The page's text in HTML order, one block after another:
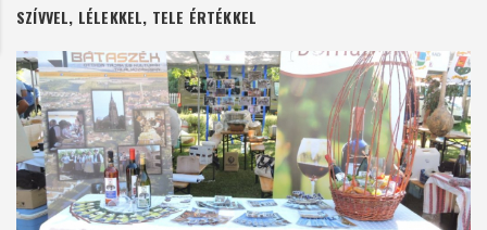
SZÍVVEL, LÉLEKKEL, TELE ÉRTÉKKEL